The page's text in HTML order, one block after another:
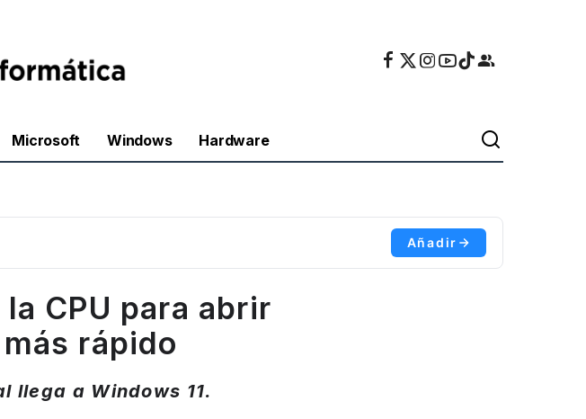
Microsoft Windows Hardware
Añadir
CPU para abrir
rápido
llega a Windows 11.